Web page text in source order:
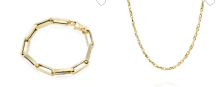
Add Wishlist